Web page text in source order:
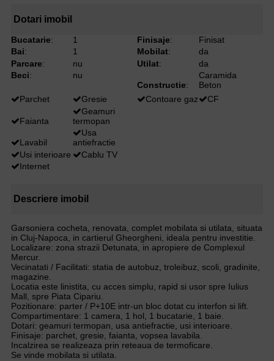
Dotari imobil
Bucatarie:
1
Bai:
1
Parcare:
nu
Beci: nu
Finisaje:
Finisat
Mobilat:
da
Utilat: da
Constructie:
Caramida
Beton
Parchet
Gresie
Faianta
Geamuri
termopan
Lavabil
Usa
antiefractie
Usi interioare
Cablu TV
Internet
Contoare gaz CF
Descriere imobil
Garsoniera cocheta, renovata, complet mobilata si utilata, situata
in Cluj-Napoca, in cartierul Gheorgheni, ideala pentru investitie.
Localizare: zona strazii Detunata, in apropiere de Complexul
Mercur.
Vecinatati / Facilitati: statia de autobuz, troleibuz, scoli, gradinite,
magazine.
Locatia este linistita, cu acces simplu, rapid si usor spre Iulius
Mall, spre Piata Cipariu.
Pozitionare: parter / P+10E intr-un bloc dotat cu interfon si lift.
Compartimentare: 1 camera, 1 hol, 1 bucatarie, 1 baie.
Dotari: geamuri termopan, usa antiefractie, usi interioare.
Finisaje: parchet, gresie, faianta, vopsea lavabila.
Incalzirea se realizeaza prin reteaua de termoficare.
Se vinde mobilata si utilata.